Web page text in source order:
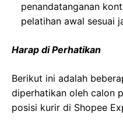
penandatanganan
pelatihan awal sesuai
Harap di Perhatikan
Berikut ini adalah
diperhatikan oleh calon
posisi kurir di Shopee